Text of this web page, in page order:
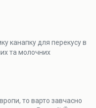
канапку для перекусу в
та молочних
то варто завчасно